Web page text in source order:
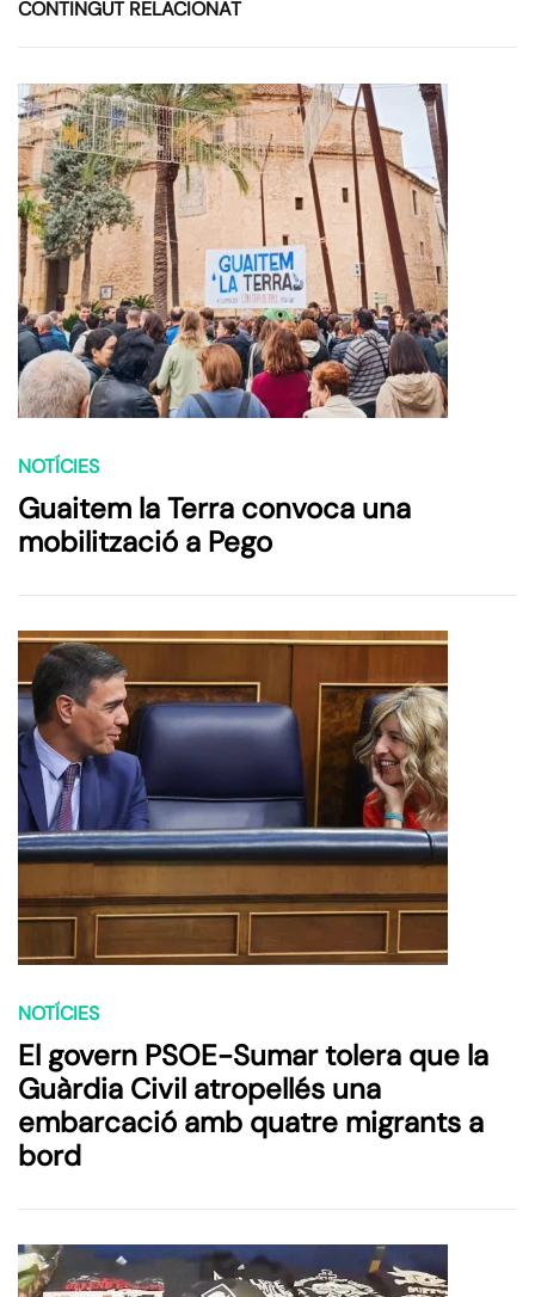
CONTINGUT RELACIONAT
NOTÍCIES
Guaitem la Terra convoca una
mobilització a Pego
NOTÍCIES
El govern PSOE-Sumar tolera que la
Guàrdia Civil atropellés una
embarcació amb quatre migrants a
bord